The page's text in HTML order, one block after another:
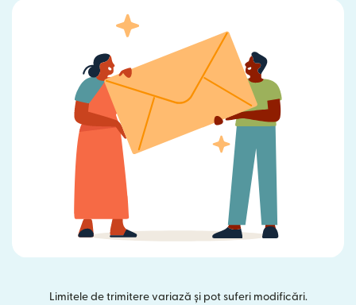
Limitele de trimitere variază și pot suferi modificări.